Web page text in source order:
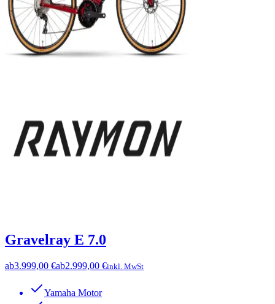
Gravelray E 7.0
ab3.999,00 €ab2.999,00 €inkl. MwSt
Yamaha Motor